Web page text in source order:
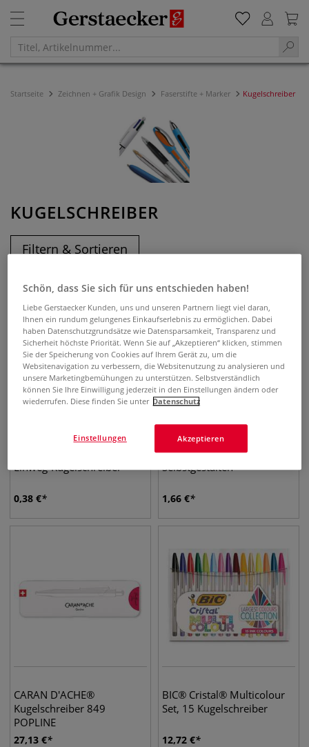
Startseite Zeichnen + Grafik Design Faserstifte + Marker Kugelschreiber
KUGELSCHREIBER
Filtern & Sortieren
Einweg-Kugelschreiber
0,38 €
Kreativ-Kugelschreiber zum
Selbstgestalten
1,66 €
CARAN D'ACHE®
Kugelschreiber 849
POPLINE
27,13 €
BIC® Cristal® Multicolour
Set, 15 Kugelschreiber
12,72 €
Schön, dass Sie sich für uns entschieden haben!
Liebe Gerstaecker Kunden, uns und unseren Partnern liegt viel daran,
Ihnen ein rundum gelungenes Einkaufserlebnis zu ermöglichen. Dabei
haben Datenschutzgrundsätze wie Datensparsamkeit, Transparenz und
Sicherheit höchste Priorität. Wenn Sie auf „Akzeptieren“ klicken, stimmen
Sie der Speicherung von Cookies auf Ihrem Gerät zu, um die
Websitenavigation zu verbessern, die Websitenutzung zu analysieren und
unsere Marketingbemühungen zu unterstützen. Selbstverständlich
können Sie Ihre Einwilligung jederzeit in den Einstellungen ändern oder
wiederrufen. Diese finden Sie unter Datenschutz
Akzeptieren
Einstellungen